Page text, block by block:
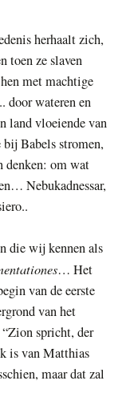
herhaalt zich,
toen ze slaven
met machtige
door wateren en
land vloeiende van
Babels stromen,
denken: om wat
Nebukadnessar,
die wij kennen als
… Het
van de eerste
van het
spricht, der
is van Matthias
maar dat zal